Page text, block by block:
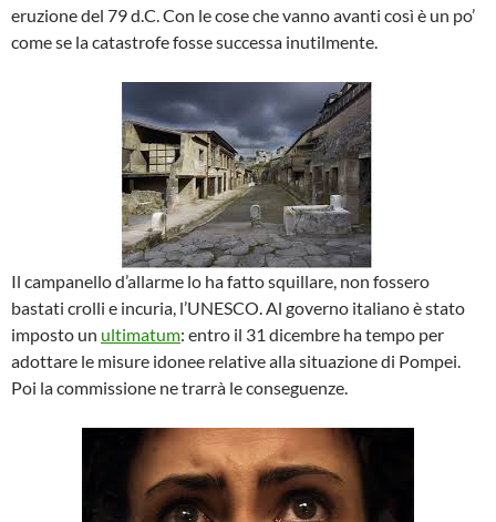
eruzione del 79 d.C. Con le cose che vanno avanti così è un po’
come se la catastrofe fosse successa inutilmente.
Il campanello d’allarme lo ha fatto squillare, non fossero
bastati crolli e incuria, l’UNESCO. Al governo italiano è stato
imposto un ultimatum: entro il 31 dicembre ha tempo per
adottare le misure idonee relative alla situazione di Pompei.
Poi la commissione ne trarrà le conseguenze.